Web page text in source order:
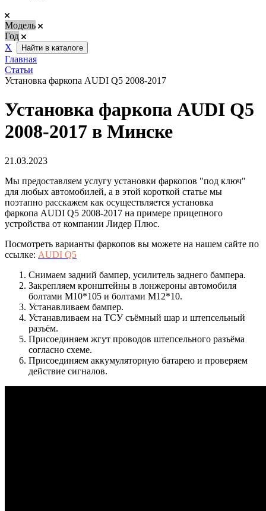
Модель
Год
Х
Найти в каталоге
Главная
Статьи
Установка фаркопа AUDI Q5 2008-2017
Установка фаркопа AUDI Q5
2008-2017 в Минске
21.03.2023
Мы предоставляем услугу установки фаркопов "под ключ"
для любых автомобилей, а в этой короткой статье мы
поэтапно расскажем как осуществляется установка
фаркопа AUDI Q5 2008-2017 на примере прицепного
устройства от компании Лидер Плюс.
Посмотреть варианты фаркопов вы можете на нашем сайте по
ссылке: AUDI Q5
Снимаем задний бампер, усилитель заднего бампера.
Закрепляем кронштейны в лонжероны автомобиля
болтами М10*105 и болтами М12*10.
Устанавливаем бампер.
Устанавливаем на ТСУ съёмный шар и штепсельный
разъём.
Присоединяем жгут проводов штепсельного разъёма
согласно схеме.
Присоединяем аккумуляторную батарею и проверяем
действие сигналов.